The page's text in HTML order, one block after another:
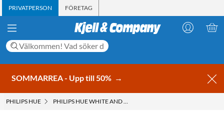
PRIVATPERSON FÖRETAG
SOMMARREA - Upp till 50% →
PHILIPS HUE PHILIPS HUE WHITE AND COLOR AMBIANCE SMART LED-